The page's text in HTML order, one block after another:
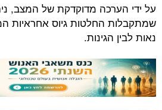
על ידי הערכה מדוקדקת של המצב,
שמתקבלות החלטות גיוס אחראיות
נאות לבין הגינות.